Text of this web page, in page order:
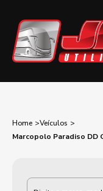
Home
Veículos
Marcopolo Paradiso DD
Categoria